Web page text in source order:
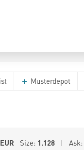
Musterdepot
Size: 1.128| Ask: